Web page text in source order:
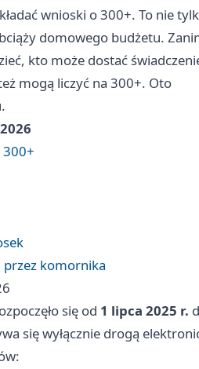
wnioski o 300+. To nie
domowego budżetu.
kto może dostać
mogą liczyć na 300+. Oto
300+
przez komornika
się od 1 lipca 2025 r.
się wyłącznie drogą